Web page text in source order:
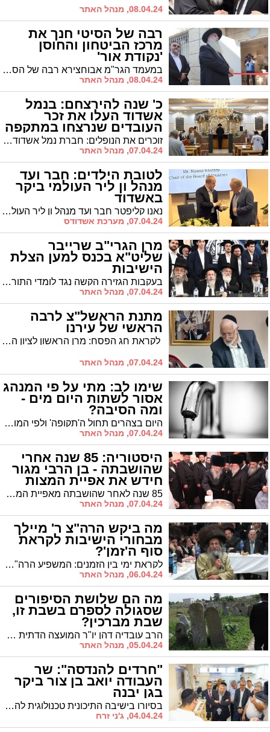
08.04.24, מנהל האתר
רבה של הסיטי חנך את
מרכז הביטחון והחוסן
'נקודת אור'
במעמד הגר"מ אבוחצירא רבה של הסיטי: נחנך מרכז סיוע לביטחון וחוסן קהילתי "נקודת אור" ברובע יב' שיפעל במסגרת "מהות" הרשות העירונית
08.04.24, מנהל האתר
כ' שנה להירצחם: בנמל
אשדוד העלו את זכר
העובדים שנרצחו במתקפה
האכזרית זוכרים את הנופלים: חברת נמל אשדוד ערכה את טקס האזכרה לחללי הפיגוע בנמל שאירע לפני 20 שנה
07.04.24, מנהל האתר
לטובת הילדים: חבר ועד
מנהל ון ליר העולמי ביקר
באשדוד
נאנו קליפטר חבר ועד מנהל ון ליר העולמי, ביקר היום בלשכת ראש העיר אשדוד, והכיר את אשדוד ואת החיבור לאורבן 95, ואת התמודדותה של אשדוד כעיר בחזית מלחמה.
07.04.24, מערכת אשדודס
מרן הגרי"ב שרייבר
שליט"א בכנס למען הצלת
הישיבות
בעקבות הגזירה הקשה נגד לומדי התורה: כנס חירום היסטורי התקיים בערב שבת במעמד מרנן ורבנן חכמי וגדולי הדור וראשי הישיבות שליט"א, לאסיפה לנוכח הניסיון להצר את רגלי עולם התורה
07.04.24, מנהל האתר
מתנת הראשל"צ לרבה
הראשי של עירנו
לקראת חג הפסח: מרן הראשון לציון הגר"ש עמאר רבה של ירושלים שלח את ספרו להגר"ח פינטו
07.04.24, מנהל האתר
שימו לב: מתי על פי המנהג
אסור לשתות היום מים -
ומה הסיבה?
היום בצהרים תחול ה'תקופה' ולפי המובא בגמרא חל איסור לשתות מים בשעה זו. לפי פסק מרן הגר"ע יוסף זצ"ל, יש להיזהר שלא לשתות מים החל מהשעה 12:30 ועד 13:30
07.04.24, מנהל האתר
היסטוריה: 85 שנה אחרי
שהושבתה - בן הרבי מגור
חידש את אפיית המצות
במאפיה בגור 85 שנה לאחר שהושבתה מאפיית המצות שפעלה בעליית הגג של בית המדרש בעיירה 'גורא קאלוואריא', חידש הרה"צ ר' נחמיה אלתר, בנו של הרבי מגור, את המסורת העתיקה
07.04.24, מנהל האתר
מה ביקש הרה"צ ר' מיילך
מבחורי הישיבות לקראת
סוף ה'זמן'?
לקראת ימי בין הזמנים: המשפיע הרה"צ רבי אלימלך בידרמן: "על תלמידי הישיבות להקפיד על מצוות כיבוד הורים, זו מצווה דאורייתא חשובה חמורה שבחמורות" | לשמירה מה עדיף יותר מקמיע? | באיזה בית לא אמרו את הספרה שבע? ולמה האמרי אמת בחר להחזיק יותר במצות כיבוד אב ואם?
06.04.24, מנהל האתר
מה הם שלושת הסיפורים
שסגולה לספרם בשבת זו,
שבת מברכין?
הרב עובדיה דהן יו"ר המועצה הדתית הזכיר בשיעורו את הסגולה לפרנסה הידועה בשבת מברכין לחודש ניסן | סגולה גדולה לפרנסה בשבת זו - שבת מברכין
05.04.24, מנהל האתר
"חרדים להנדסה": שר
העבודה יואב בן צור ביקר
בגן יבנה
בסיורו בישיבה התיכונית טכנולוגית להנדסאים - "אור עתיד" היום בגן יבנה, אמר שר העבודה, יואב בן צור: "רפורמת החינוך היוצר של האגף להכשרה מקצועית במשרד העבודה מצילה בני נוער רבים מהמגזר הדתי - חרדי ומובילה אותם להישגים מקצועיים וסוללת את דרכם לדרך המלך"
04.04.24, ג'ני זרח